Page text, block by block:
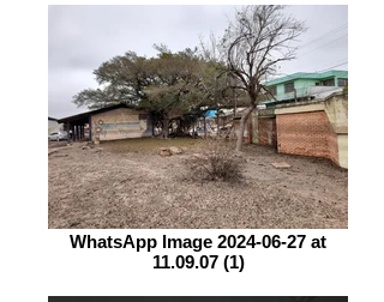
WhatsApp Image 2024-06-27 at
11.09.07 (1)